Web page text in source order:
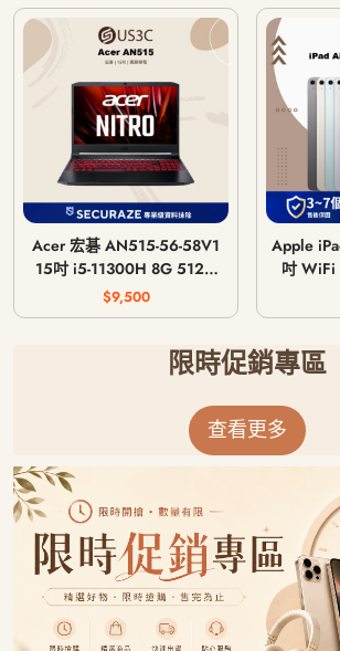
Acer 宏碁 AN515-56-58V1
15吋 i5-11300H 8G 512G
GTX 1650 4G
$9,500
Apple
吋 WiFi
限時促銷專區
查看更多